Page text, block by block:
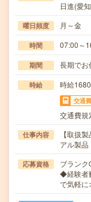
日進(愛
曜日頻度 月～金
時間 07:00～
期間 長期でお
時給 時給
交通費
交通費規
仕事内容
【取扱
アル製
応募資格
ブランク
◆経験者
で気軽